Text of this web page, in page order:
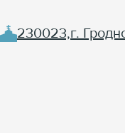
230023,г.